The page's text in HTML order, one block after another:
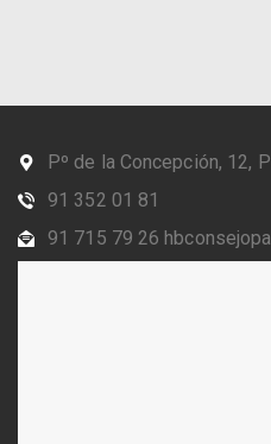
Pº de la Concepción, 12,
91 352 01 81
91 715 79 26